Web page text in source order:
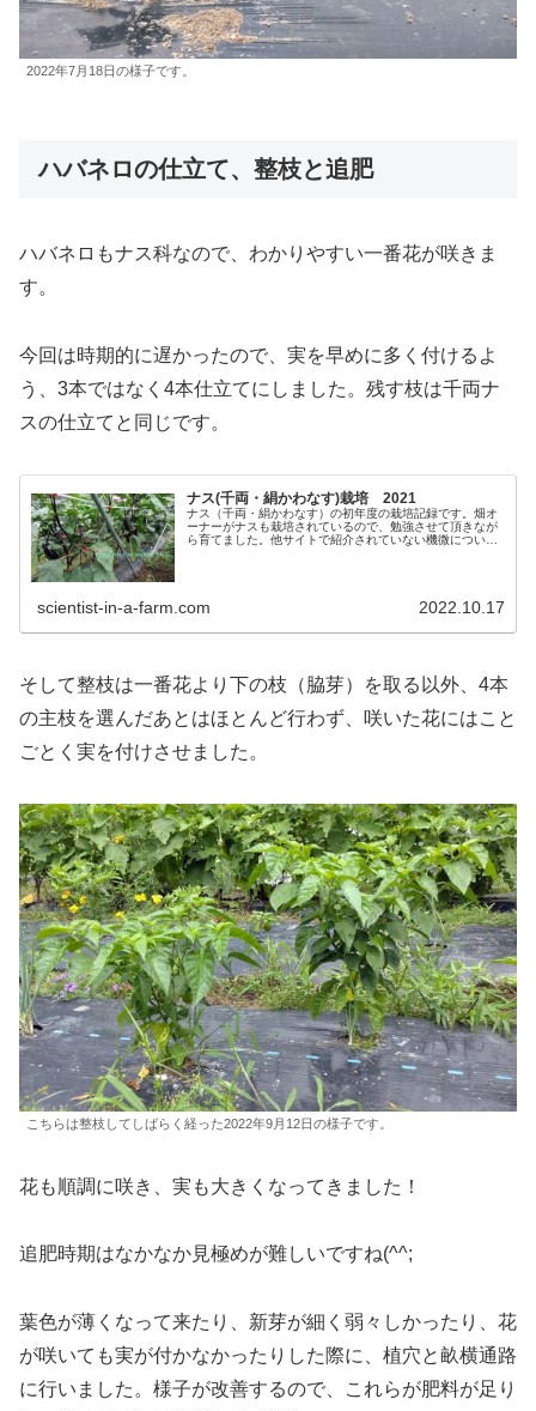
2022年7月18日の様子です。
ハバネロの仕立て、整枝と追肥
ハバネロもナス科なので、わかりやすい一番花が咲きま
す。
今回は時期的に遅かったので、実を早めに多く付けるよ
う、3本ではなく4本仕立てにしました。残す枝は千両ナ
スの仕立てと同じです。
ナス(千両・絹かわなす)栽培 2021
ナス（千両・絹かわなす）の初年度の栽培記録です。畑オ
ーナーがナスも栽培されているので、勉強させて頂きなが
ら育てました。他サイトで紹介されていない機微について
scientist-in-a-farm.com 2022.10.17
そして整枝は一番花より下の枝（脇芽）を取る以外、4本
の主枝を選んだあとはほとんど行わず、咲いた花にはこと
ごとく実を付けさせました。
こちらは整枝してしばらく経った2022年9月12日の様子です。
花も順調に咲き、実も大きくなってきました！
追肥時期はなかなか見極めが難しいですね(^^;
葉色が薄くなって来たり、新芽が細く弱々しかったり、花
が咲いても実が付かなかったりした際に、植穴と畝横通路
に行いました。様子が改善するので、これらが肥料が足り